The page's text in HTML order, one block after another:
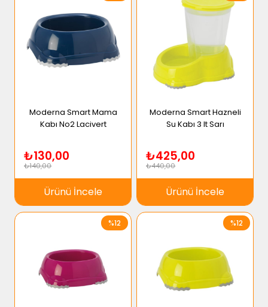
Moderna Smart Mama
Kabı No2 Lacivert
₺130,00
₺140,00
Ürünü İncele
Moderna Smart Hazneli
Su Kabı 3 lt Sarı
₺425,00
₺440,00
Ürünü İncele
%12 %12